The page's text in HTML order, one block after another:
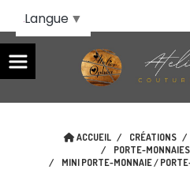
ACCUEIL CRÉATIONS
PORTE-
MINI PORTE-MONNAIE /
Langue ▼